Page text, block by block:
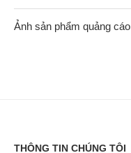
Ảnh sản phẩm quảng cáo
THÔNG TIN CHÚNG TÔI